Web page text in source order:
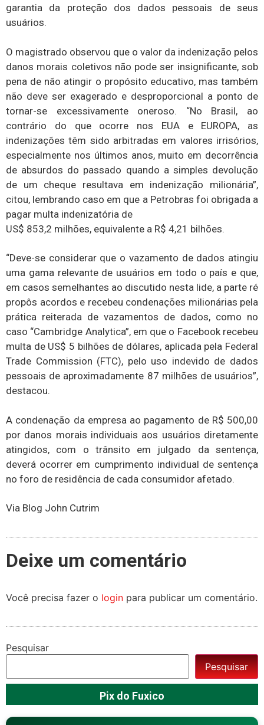
garantia da proteção dos dados pessoais de seus
usuários.
O magistrado observou que o valor da indenização pelos
danos morais coletivos não pode ser insignificante, sob
pena de não atingir o propósito educativo, mas também
não deve ser exagerado e desproporcional a ponto de
tornar-se excessivamente oneroso. “No Brasil, ao
contrário do que ocorre nos EUA e EUROPA, as
indenizações têm sido arbitradas em valores irrisórios,
especialmente nos últimos anos, muito em decorrência
de absurdos do passado quando a simples devolução
de um cheque resultava em indenização milionária”,
citou, lembrando caso em que a Petrobras foi obrigada a
pagar multa indenizatória de
US$ 853,2 milhões, equivalente a R$ 4,21 bilhões.
“Deve-se considerar que o vazamento de dados atingiu
uma gama relevante de usuários em todo o país e que,
em casos semelhantes ao discutido nesta lide, a parte ré
propôs acordos e recebeu condenações milionárias pela
prática reiterada de vazamentos de dados, como no
caso “Cambridge Analytica”, em que o Facebook recebeu
multa de US$ 5 bilhões de dólares, aplicada pela Federal
Trade Commission (FTC), pelo uso indevido de dados
pessoais de aproximadamente 87 milhões de usuários”,
destacou.
A condenação da empresa ao pagamento de R$ 500,00
por danos morais individuais aos usuários diretamente
atingidos, com o trânsito em julgado da sentença,
deverá ocorrer em cumprimento individual de sentença
no foro de residência de cada consumidor afetado.
Via Blog John Cutrim
Deixe um comentário
Você precisa fazer o login para publicar um comentário.
Pesquisar
Pesquisar
Pix do Fuxico